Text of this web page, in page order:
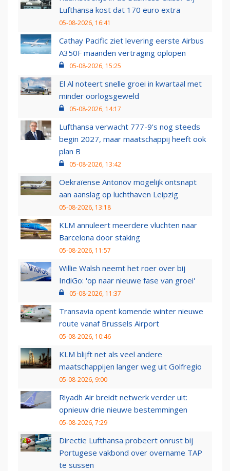
Lufthansa kost dat 170 euro extra
05-08-2026, 16:41
Cathay Pacific ziet levering eerste Airbus
A350F maanden vertraging oplopen
05-08-2026, 15:25
El Al noteert snelle groei in kwartaal met
minder oorlogsgeweld
05-08-2026, 14:17
Lufthansa verwacht 777-9’s nog steeds
begin 2027, maar maatschappij heeft ook
plan B
05-08-2026, 13:42
Oekraïense Antonov mogelijk ontsnapt
aan aanslag op luchthaven Leipzig
05-08-2026, 13:18
KLM annuleert meerdere vluchten naar
Barcelona door staking
05-08-2026, 11:57
Willie Walsh neemt het roer over bij
IndiGo: 'op naar nieuwe fase van groei'
05-08-2026, 11:37
Transavia opent komende winter nieuwe
route vanaf Brussels Airport
05-08-2026, 10:46
KLM blijft net als veel andere
maatschappijen langer weg uit Golfregio
05-08-2026, 9:00
Riyadh Air breidt netwerk verder uit:
opnieuw drie nieuwe bestemmingen
05-08-2026, 7:29
Directie Lufthansa probeert onrust bij
Portugese vakbond over overname TAP
te sussen